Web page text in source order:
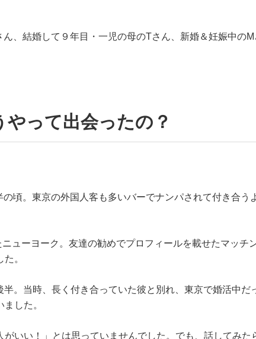
、結婚して９年目・一児の母のTさん、新婚＆妊娠中の
って出会ったの？
頃。東京の外国人客も多いバーでナンパされて付き合う
ューヨーク。友達の勧めでプロフィールを載せたマッチ
。
。当時、長く付き合っていた彼と別れ、東京で婚活中だ
した。
いい！」とは思っていませんでした。でも、話してみた